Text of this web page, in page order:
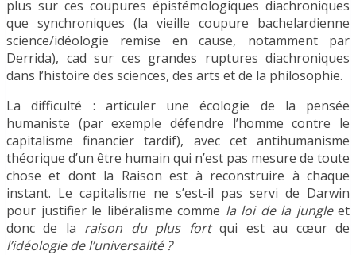
plus sur ces coupures épistémologiques diachroniques
que synchroniques (la vieille coupure bachelardienne
science/idéologie remise en cause, notamment par
Derrida), cad sur ces grandes ruptures diachroniques
dans l’histoire des sciences, des arts et de la philosophie.
La difficulté : articuler une écologie de la pensée
humaniste (par exemple défendre l’homme contre le
capitalisme financier tardif), avec cet antihumanisme
théorique d’un être humain qui n’est pas mesure de toute
chose et dont la Raison est à reconstruire à chaque
instant. Le capitalisme ne s’est-il pas servi de Darwin
pour justifier le libéralisme comme la loi de la jungleet
donc de la raison du plus fortqui est au cœur de
l’idéologie de l’universalité ?